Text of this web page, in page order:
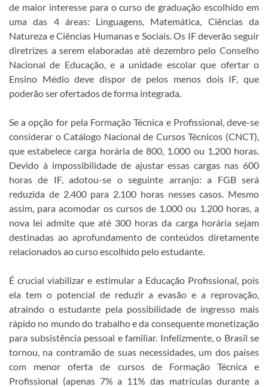
de maior interesse para o curso de graduação escolhido em
uma das 4 áreas: Linguagens, Matemática, Ciências da
Natureza e Ciências Humanas e Sociais. Os IF deverão seguir
diretrizes a serem elaboradas até dezembro pelo Conselho
Nacional de Educação, e a unidade escolar que ofertar o
Ensino Médio deve dispor de pelos menos dois IF, que
poderão ser ofertados de forma integrada.
Se a opção for pela Formação Técnica e Profissional, deve-se
considerar o Catálogo Nacional de Cursos Técnicos (CNCT),
que estabelece carga horária de 800, 1.000 ou 1.200 horas.
Devido à impossibilidade de ajustar essas cargas nas 600
horas de IF, adotou-se o seguinte arranjo: a FGB será
reduzida de 2.400 para 2.100 horas nesses casos. Mesmo
assim, para acomodar os cursos de 1.000 ou 1.200 horas, a
nova lei admite que até 300 horas da carga horária sejam
destinadas ao aprofundamento de conteúdos diretamente
relacionados ao curso escolhido pelo estudante.
É crucial viabilizar e estimular a Educação Profissional, pois
ela tem o potencial de reduzir a evasão e a reprovação,
atraindo o estudante pela possibilidade de ingresso mais
rápido no mundo do trabalho e da consequente monetização
para subsistência pessoal e familiar. Infelizmente, o Brasil se
tornou, na contramão de suas necessidades, um dos países
com menor oferta de cursos de Formação Técnica e
Profissional (apenas 7% a 11% das matrículas durante a